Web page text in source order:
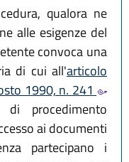
qualora ne
alle esigenze del
convoca una
di cui all'articolo
1990, n. 241
procedimento
ai documenti
partecipano i